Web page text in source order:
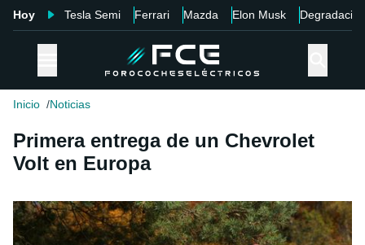
Hoy Tesla Semi Ferrari Mazda Elon Musk Degradación
Inicio Noticias
Primera entrega de un Chevrolet
Volt en Europa